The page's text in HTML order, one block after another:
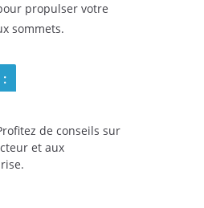
propulser votre
sommets.
de conseils sur
et aux